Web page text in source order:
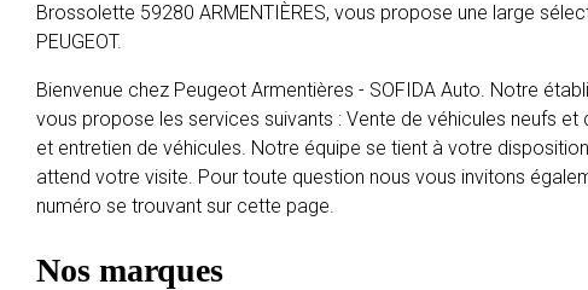
Brossolette 59280 ARMENTIÈRES, vous propose une large
PEUGEOT.
Bienvenue chez Peugeot Armentières - SOFIDA Auto. Notre
vous propose les services suivants : Vente de véhicules neufs
et entretien de véhicules. Notre équipe se tient à votre
attend votre visite. Pour toute question nous vous invitons
numéro se trouvant sur cette page.
Nos marques